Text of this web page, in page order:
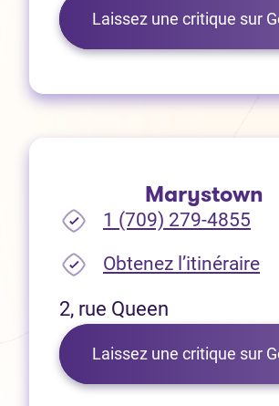
Laissez une critique sur
Marystown
1 (709) 279-4855
Obtenez l’itinéraire
2, rue Queen
Laissez une critique sur